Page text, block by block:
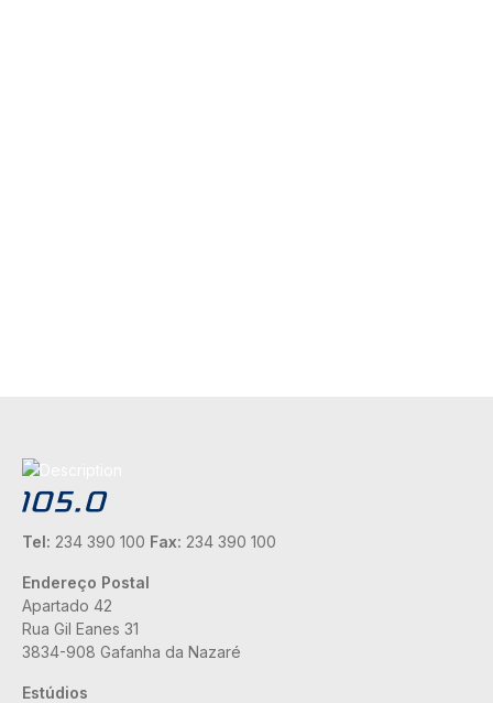
Tel: 234 390 100 Fax: 234 390 100
Endereço Postal
Apartado 42
Rua Gil Eanes 31
3834-908 Gafanha da Nazaré
Estúdios